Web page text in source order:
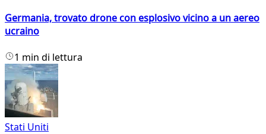
Germania, trovato drone con esplosivo vicino a un aereo
ucraino
1 min di lettura
Stati Uniti